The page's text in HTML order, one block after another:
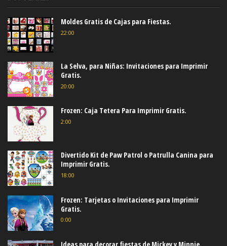
Moldes Gratis de Cajas para Fiestas.
22:00
La Selva, para Niñas: Invitaciones para Imprimir
Gratis.
20:00
Frozen: Caja Tetera Para Imprimir Gratis.
2:00
Divertido Kit de Paw Patrol o Patrulla Canina para
Imprimir Gratis.
18:00
Frozen: Tarjetas o Invitaciones para Imprimir
Gratis.
0:00